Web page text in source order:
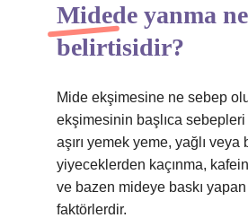
Midede yanma
belirtisidir?
Mide ekşimesine ne sebep
ekşimesinin başlıca sebepleri
aşırı yemek yeme, yağlı veya
yiyeceklerden kaçınma,
ve bazen mideye baskı yapan
faktörlerdir.